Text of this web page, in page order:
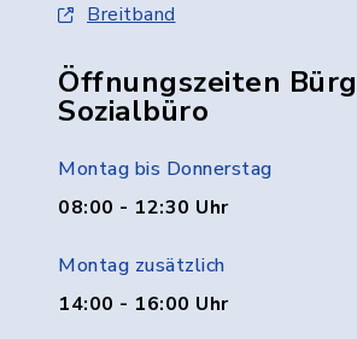
Breitband
Öffnungszeiten
Sozialbüro
Montag bis Donnerstag
08:00 - 12:30 Uhr
Montag zusätzlich
14:00 - 16:00 Uhr